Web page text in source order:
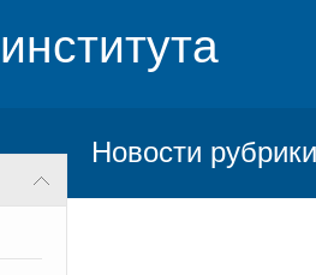
Новости